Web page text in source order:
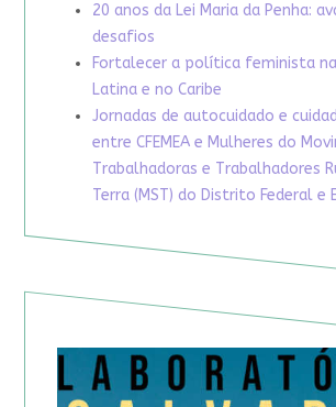
20 anos da Lei Maria da Penha:
desafios
Fortalecer a política feminista
Latina e no Caribe
Jornadas de autocuidado e
entre CFEMEA e Mulheres do
Trabalhadoras e Trabalhadores
Terra (MST) do Distrito Federal e